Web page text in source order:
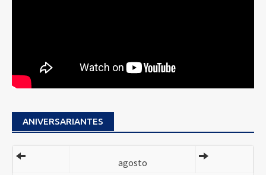
ANIVERSARIANTES
agosto